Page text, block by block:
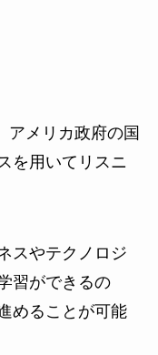
アメリカ政府の国
を用いてリスニ
スやテクノロジ
習ができるの
めることが可能